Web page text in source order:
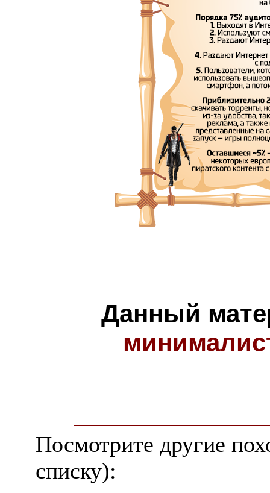
Данный
Посмотрите другие
списку):